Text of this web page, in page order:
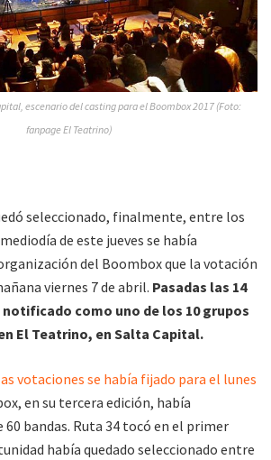
escenario del casting para el Boombox 2017 (Foto:
fanpage El Teatrino)
seleccionado, finalmente, entre los
de este jueves se había
del Boombox que la votación
viernes 7 de abril. Pasadas las 14
notificado como uno de los 10 grupos
El Teatrino, en Salta Capital.
votaciones se había fijado para el lunes
en su tercera edición, había
60 bandas. Ruta 34 tocó en el primer
había quedado seleccionado entre